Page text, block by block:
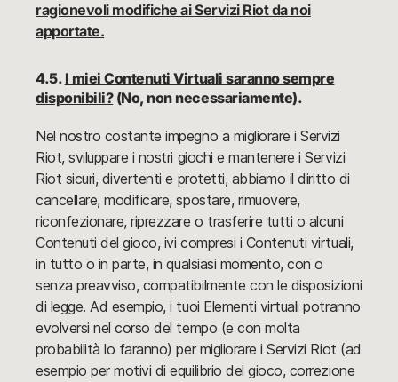
ragionevoli modifiche ai Servizi Riot da noi
apportate.
4.5. I miei Contenuti Virtuali saranno sempre
disponibili?(No, non necessariamente).
Nel nostro costante impegno a migliorare i Servizi
Riot, sviluppare i nostri giochi e mantenere i Servizi
Riot sicuri, divertenti e protetti, abbiamo il diritto di
cancellare, modificare, spostare, rimuovere,
riconfezionare, riprezzare o trasferire tutti o alcuni
Contenuti del gioco, ivi compresi i Contenuti virtuali,
in tutto o in parte, in qualsiasi momento, con o
senza preavviso, compatibilmente con le disposizioni
di legge. Ad esempio, i tuoi Elementi virtuali potranno
evolversi nel corso del tempo (e con molta
probabilità lo faranno) per migliorare i Servizi Riot (ad
esempio per motivi di equilibrio del gioco, correzione